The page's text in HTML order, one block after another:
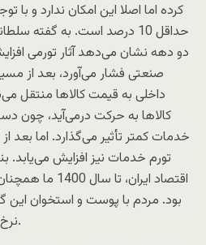
کرده اما اصلا این امکان ندارد و با
حداقل 10 درصد است. به گفته
دو دهه نشان می‌دهد آثار تورمی
صنعتی فشار می‌آورد، بعد از
داخلی به قیمت کالاها منتقل
کالاها به حرکت درمی‌آید، چون
خدمات کمتر تأثیر می‌گذارد. اما بعد
تورم خدمات نیز افزایش می‌یابد.
اقتصاد ایران،
بود. مردم با پوست و استخوان این‌
نرخ‌های اعلامی را قبول نمی‌کنند.